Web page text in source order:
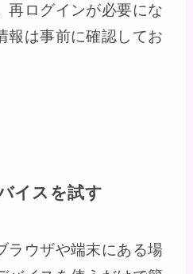
再ログインが必要にな
報は事前に確認してお
イスを試す
ラウザや端末にある場